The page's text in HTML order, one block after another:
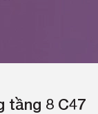
tầng 8 C47